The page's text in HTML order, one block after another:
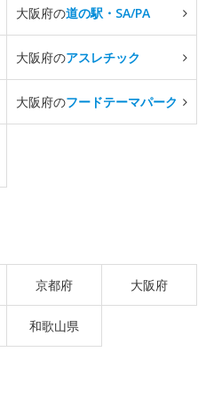
大阪府の道の駅・SA/PA
大阪府のアスレチック
大阪府のフードテーマパーク
京都府 大阪府
和歌山県